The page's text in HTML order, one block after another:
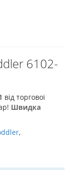
6102-
від торгової
Швидка
,